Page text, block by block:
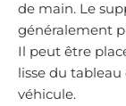
de main. Le
généralement
Il peut être
lisse du
véhicule.